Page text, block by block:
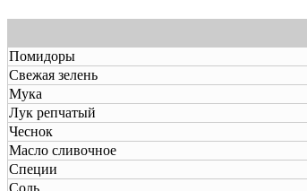
Помидоры
Свежая зелень
Мука
Лук репчатый
Чеснок
Масло сливочное
Специи
Соль